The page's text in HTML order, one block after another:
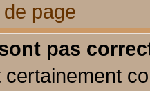
page
pas